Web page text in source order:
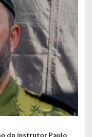
do instrutor Paulo